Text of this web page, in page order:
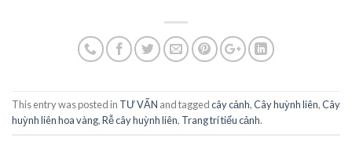
This entry was posted in TƯ VẤN and taggedcây cảnh,Cây huỳnh liên,Cây
huỳnh liên hoa vàng,Rễ cây huỳnh liên, Trang trí tiểu cảnh.